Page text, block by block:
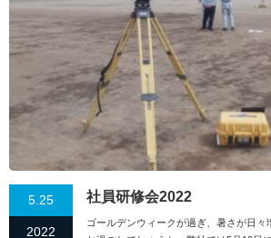
5.25
2022
社員研修会2022
ゴールデンウィークが過ぎ、暑さが日